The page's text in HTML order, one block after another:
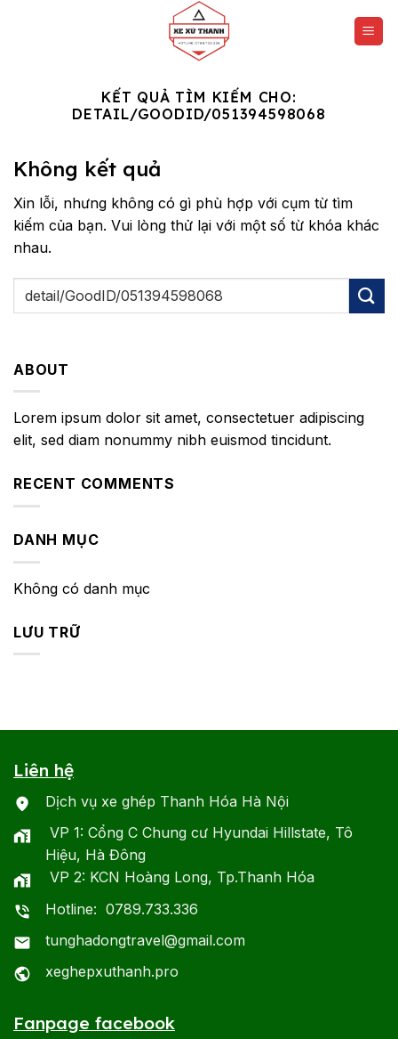
KẾT QUẢ TÌM KIẾM CHO:
DETAIL/GOODID/051394598068
Không kết quả
Xin lỗi, nhưng không có gì phù hợp với cụm từ tìm
kiếm của bạn. Vui lòng thử lại với một số từ khóa khác
nhau.
ABOUT
Lorem ipsum dolor sit amet, consectetuer adipiscing
elit, sed diam nonummy nibh euismod tincidunt.
RECENT COMMENTS
DANH MỤC
Không có danh mục
LƯU TRỮ
Liên hệ
Dịch vụ xe ghép Thanh Hóa Hà Nội
VP 1: Cổng C Chung cư Hyundai Hillstate, Tô
Hiệu, Hà Đông
VP 2: KCN Hoàng Long, Tp.Thanh Hóa
Hotline: 0789.733.336
tunghadongtravel@gmail.com
xeghepxuthanh.pro
Fanpage facebook